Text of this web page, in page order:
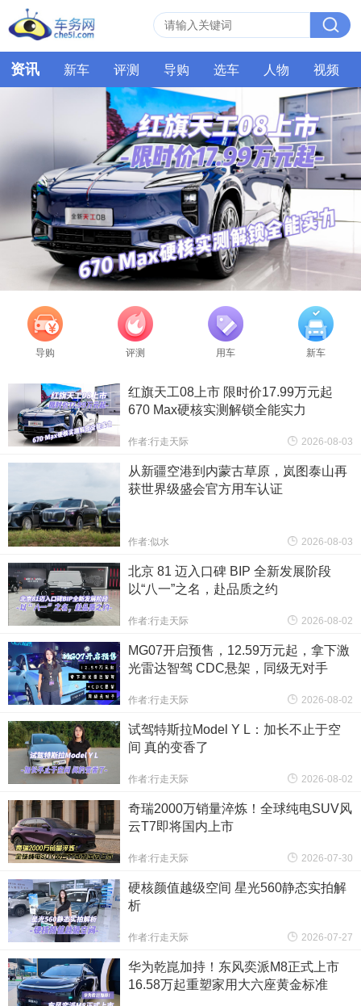
资讯 新车 评测 导购 选车 人物 视频
导购 评测 用车 新车
红旗天工08上市 限时价17.99万元起
670 Max硬核实测解锁全能实力
作者:行走天际 2026-08-03
从新疆空港到内蒙古草原，岚图泰山再
获世界级盛会官方用车认证
作者:似水 2026-08-03
北京 81 迈入口碑 BIP 全新发展阶段
以“八一”之名，赴品质之约
作者:行走天际 2026-08-02
MG07开启预售，12.59万元起，拿下激
光雷达智驾 CDC悬架，同级无对手
作者:行走天际 2026-08-02
试驾特斯拉Model Y L：加长不止于空
间 真的变香了
作者:行走天际 2026-08-02
奇瑞2000万销量淬炼！全球纯电SUV风
云T7即将国内上市
作者:行走天际 2026-07-30
硬核颜值越级空间 星光560静态实拍解
析
作者:行走天际 2026-07-27
华为乾崑加持！东风奕派M8正式上市
16.58万起重塑家用大六座黄金标准